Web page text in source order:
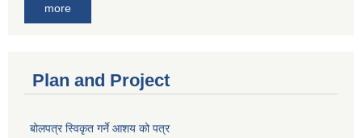
more
Plan and Project
बोलपत्र स्विकृत गर्ने आशय को पत्र